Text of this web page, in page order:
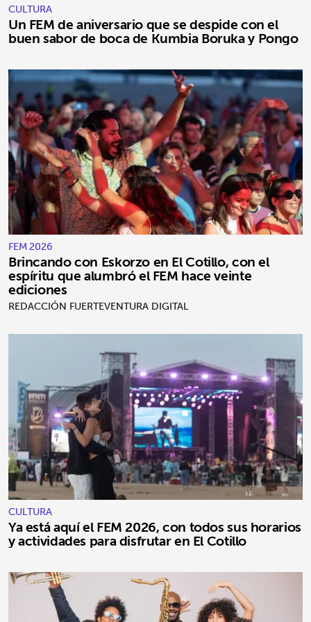
CULTURA
Un FEM de aniversario que se despide con el
buen sabor de boca de Kumbia Boruka y Pongo
FEM 2026
Brincando con Eskorzo en El Cotillo, con el
espíritu que alumbró el FEM hace veinte
ediciones
REDACCIÓN FUERTEVENTURA DIGITAL
CULTURA
Ya está aquí el FEM 2026, con todos sus horarios
y actividades para disfrutar en El Cotillo